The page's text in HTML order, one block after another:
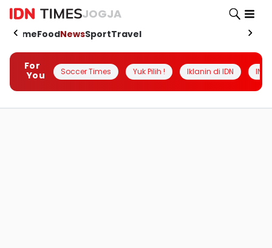
JOGJA
HomeFoodNewsSportTravel
For
You
Soccer Times Yuk Pilih ! Iklanin di IDN